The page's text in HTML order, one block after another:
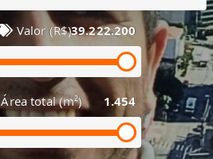
Valor (R$)39.222.200
Área total (m²) 1.454